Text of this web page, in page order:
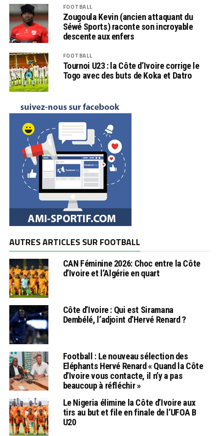
FOOTBALL
Zougoula Kevin (ancien attaquant du
Séwé Sports) raconte son incroyable
descente aux enfers
FOOTBALL
Tournoi U23 : la Côte d’Ivoire corrige le
Togo avec des buts de Koka et Datro
AUTRES ARTICLES SUR FOOTBALL
CAN Féminine 2026: Choc entre la Côte
d’Ivoire et l’Algérie en quart
Côte d’Ivoire : Qui est Siramana
Dembélé, l’adjoint d’Hervé Renard ?
Football : Le nouveau sélection des
Eléphants Hervé Renard « Quand la Côte
d’Ivoire vous contacte, il n’y a pas
beaucoup à réfléchir »
Le Nigeria élimine la Côte d’Ivoire aux
tirs au but et file en finale de l’UFOA B
U20